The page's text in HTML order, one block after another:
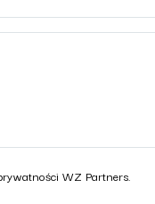
WZ Partners.